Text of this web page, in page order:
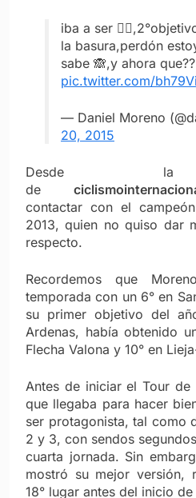
iba a ser
la basura,perdón
sabe 🙈,y ahora que??
pic.twitter.com/
— Daniel Moreno
20, 2015
Desde la
de
contactar con el
2013, quien no quiso dar
respecto.
Recordemos que
temporada con un 6° en
su primer objetivo del
Ardenas, había obtenido
Flecha Valona y 10° en
Antes de iniciar el Tour de
que llegaba para hacer
ser protagonista, tal como
2 y 3, con sendos
cuarta jornada. Sin
mostró su mejor versión,
18° lugar antes del inicio